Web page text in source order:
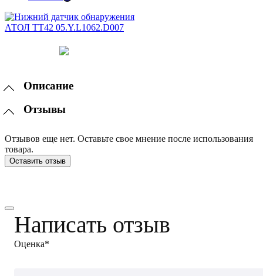
Описание
Отзывы
Отзывов еще нет. Оставьте свое мнение после использования
товара.
Оставить отзыв
Написать отзыв
Оценка*